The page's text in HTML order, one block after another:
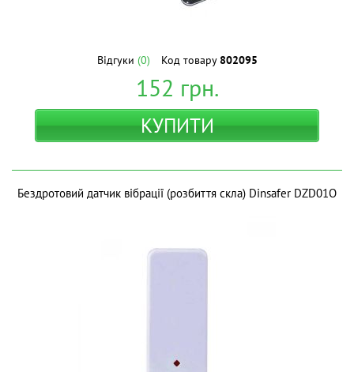
Відгуки (0) Код товару802095
152 грн.
КУПИТИ
Бездротовий датчик вібрації (розбиття скла) Dinsafer DZD01O